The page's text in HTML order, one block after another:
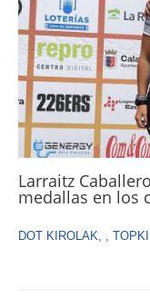
Larraitz
medallas en los
DOT KIROLAK